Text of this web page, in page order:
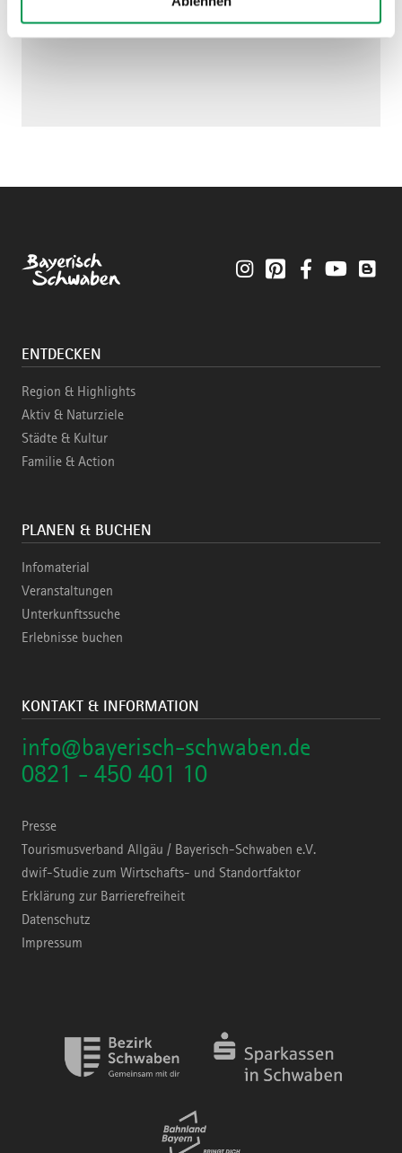
InstagramPinterestFacebookYouTube
ENTDECKEN
Region & Highlights
Aktiv & Naturziele
Städte & Kultur
Familie & Action
PLANEN & BUCHEN
Infomaterial
Veranstaltungen
Unterkunftssuche
Erlebnisse buchen
KONTAKT & INFORMATION
info@bayerisch-schwaben.de
0821 - 450 401 10
Presse
Tourismusverband Allgäu / Bayerisch-Schwaben e.V.
dwif-Studie zum Wirtschafts- und Standortfaktor
Erklärung zur Barrierefreiheit
Datenschutz
Impressum